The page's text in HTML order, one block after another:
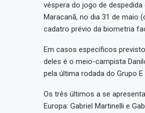
véspera do jogo de
Maracanã, no dia 31 de maio
cadatro prévio da biometria
Em casos específicos
deles é o meio-campista
pela última rodada do Grupo
Os três últimos a se
Europa: Gabriel Martinelli e